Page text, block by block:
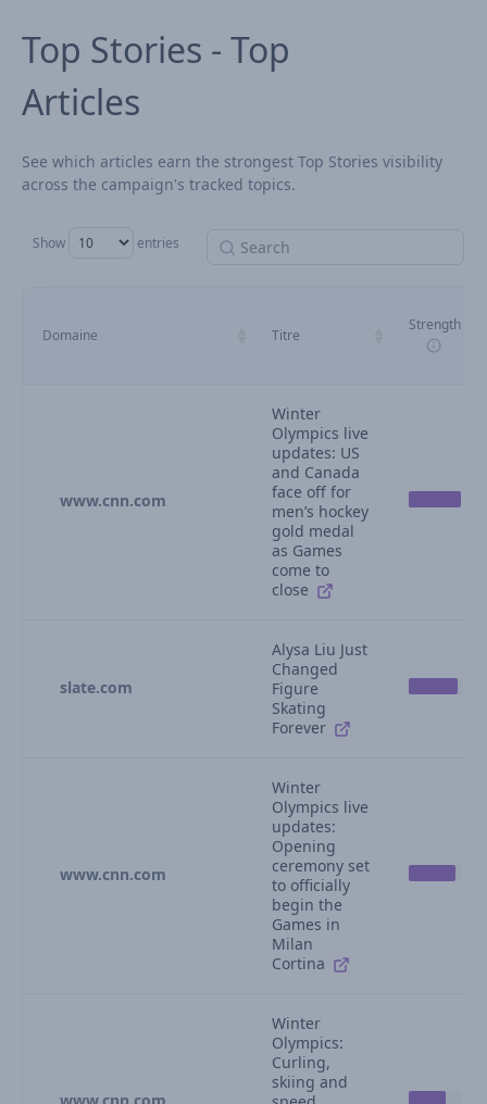
Top Stories - Top
Articles
See which articles earn the strongest Top Stories visibility
across the campaign's tracked topics.
Show entries
Domaine Titre
Strength
www.cnn.com
Winter
Olympics live
updates: US
and Canada
face off for
men’s hockey
gold medal
as Games
come to
close
slate.com
Alysa Liu Just
Changed
Figure
Skating
Forever
www.cnn.com
Winter
Olympics live
updates:
Opening
ceremony set
to officially
begin the
Games in
Milan
Cortina
Winter
Olympics:
Curling,
skiing and